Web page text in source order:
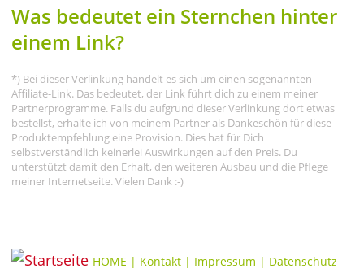
Was bedeutet ein Sternchen hinter
einem Link?
*) Bei dieser Verlinkung handelt es sich um einen sogenannten
Affiliate-Link. Das bedeutet, der Link führt dich zu einem meiner
Partnerprogramme. Falls du aufgrund dieser Verlinkung dort etwas
bestellst, erhalte ich von meinem Partner als Dankeschön für diese
Produktempfehlung eine Provision. Dies hat für Dich
selbstverständlich keinerlei Auswirkungen auf den Preis. Du
unterstützt damit den Erhalt, den weiteren Ausbau und die Pflege
meiner Internetseite. Vielen Dank :-)
HOME | Kontakt | Impressum | Datenschutz